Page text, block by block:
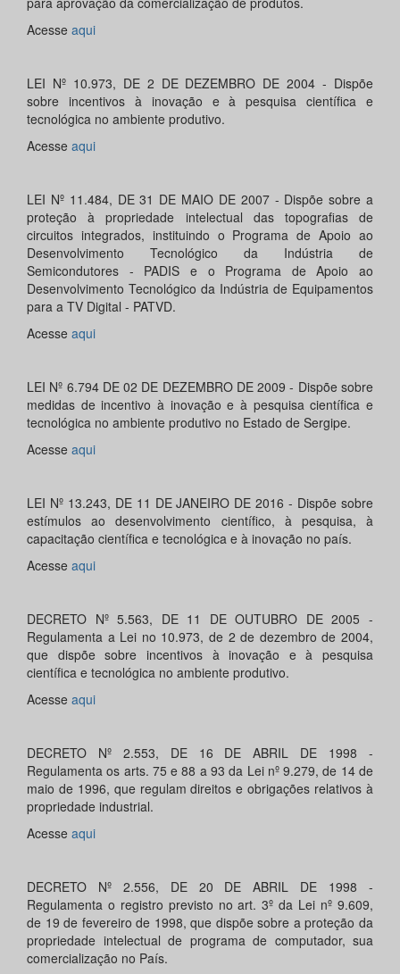
Acesse aqui
LEI Nº 10.973, DE 2 DE DEZEMBRO DE 2004 - Dispõe
sobre incentivos à inovação e à pesquisa científica e
tecnológica no ambiente produtivo.
Acesse aqui
LEI Nº 11.484, DE 31 DE MAIO DE 2007 - Dispõe sobre a
proteção à propriedade intelectual das topografias de
circuitos integrados, instituindo o Programa de Apoio ao
Desenvolvimento Tecnológico da Indústria de
Semicondutores - PADIS e o Programa de Apoio ao
Desenvolvimento Tecnológico da Indústria de Equipamentos
para a TV Digital - PATVD.
Acesse aqui
LEI Nº 6.794 DE 02 DE DEZEMBRO DE 2009 - Dispõe sobre
medidas de incentivo à inovação e à pesquisa científica e
tecnológica no ambiente produtivo no Estado de Sergipe.
Acesse aqui
LEI Nº 13.243, DE 11 DE JANEIRO DE 2016 - Dispõe sobre
estímulos ao desenvolvimento científico, à pesquisa, à
capacitação científica e tecnológica e à inovação no país.
Acesse aqui
DECRETO Nº 5.563, DE 11 DE OUTUBRO DE 2005 -
Regulamenta a Lei no 10.973, de 2 de dezembro de 2004,
que dispõe sobre incentivos à inovação e à pesquisa
científica e tecnológica no ambiente produtivo.
Acesse aqui
DECRETO Nº 2.553, DE 16 DE ABRIL DE 1998 -
Regulamenta os arts. 75 e 88 a 93 da Lei nº 9.279, de 14 de
maio de 1996, que regulam direitos e obrigações relativos à
propriedade industrial.
Acesse aqui
DECRETO Nº 2.556, DE 20 DE ABRIL DE 1998 -
Regulamenta o registro previsto no art. 3º da Lei nº 9.609,
de 19 de fevereiro de 1998, que dispõe sobre a proteção da
propriedade intelectual de programa de computador, sua
comercialização no País.